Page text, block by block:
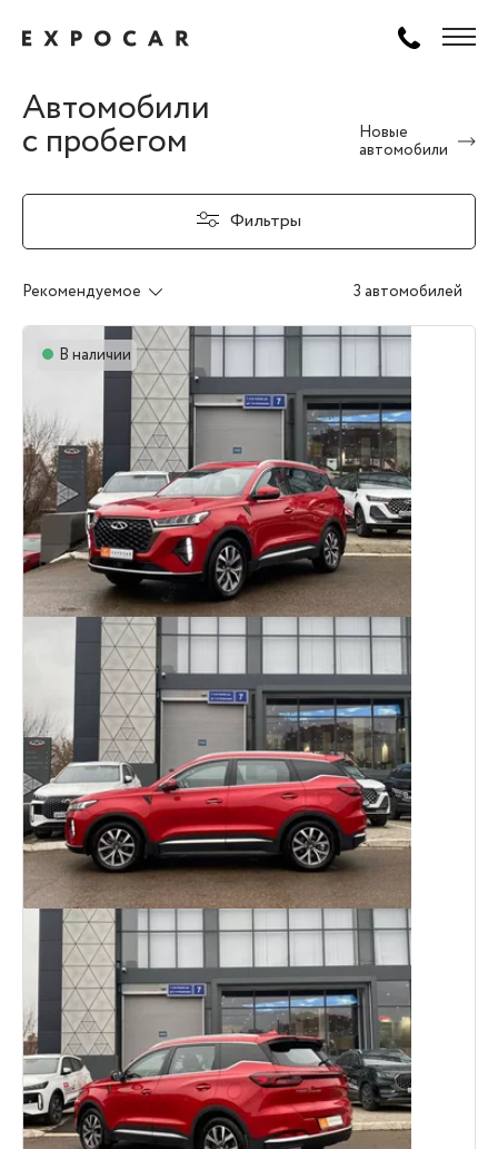
Автомобили
с пробегом
Новые
автомобили
Фильтры
Рекомендуемое 3 автомобилей
В наличии